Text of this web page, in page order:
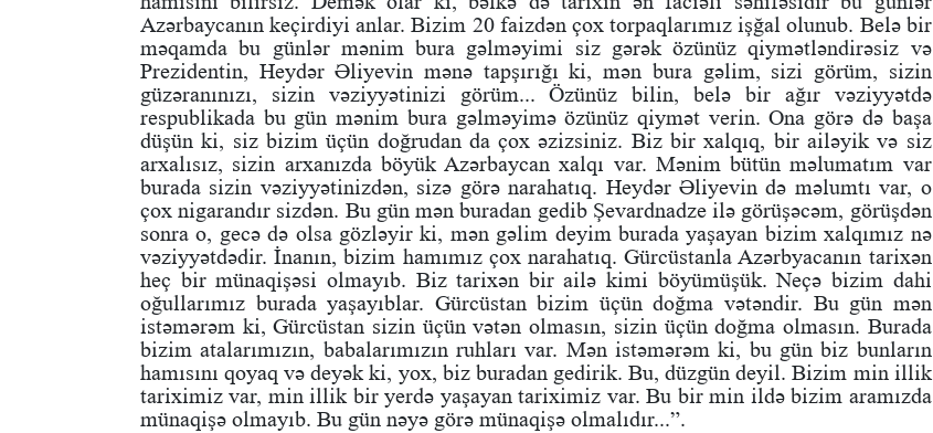
Azərbaycanın keçirdiyi anlar. Bizim 20 faizdən çox torpaqlarımız işğal olunub. Belə bir
məqamda bu günlər mənim bura gəlməyimi siz gərək özünüz qiymətləndirəsiz və
Prezidentin, Heydər Əliyevin mənə tapşırığı ki, mən bura gəlim, sizi görüm, sizin
güzəranınızı, sizin vəziyyətinizi görüm... Özünüz bilin, belə bir ağır vəziyyətdə
respublikada bu gün mənim bura gəlməyimə özünüz qiymət verin. Ona görə də başa
düşün ki, siz bizim üçün doğrudan da çox əzizsiniz. Biz bir xalqıq, bir ailəyik və siz
arxalısız, sizin arxanızda böyük Azərbaycan xalqı var. Mənim bütün məlumatım var
burada sizin vəziyyətinizdən, sizə görə narahatıq. Heydər Əliyevin də məlumtı var, o
çox nigarandır sizdən. Bu gün mən buradan gedib Şevardnadze ilə görüşəcəm, görüşdən
sonra o, gecə də olsa gözləyir ki, mən gəlim deyim burada yaşayan bizim xalqımız nə
vəziyyətdədir. İnanın, bizim hamımız çox narahatıq. Gürcüstanla Azərbyacanın tarixən
heç bir münaqişəsi olmayıb. Biz tarixən bir ailə kimi böyümüşük. Neçə bizim dahi
oğullarımız burada yaşayıblar. Gürcüstan bizim üçün doğma vətəndir. Bu gün mən
istəmərəm ki, Gürcüstan sizin üçün vətən olmasın, sizin üçün doğma olmasın. Burada
bizim atalarımızın, babalarımızın ruhları var. Mən istəmərəm ki, bu gün biz bunların
hamısını qoyaq və deyək ki, yox, biz buradan gedirik. Bu, düzgün deyil. Bizim min illik
tariximiz var, min illik bir yerdə yaşayan tariximiz var. Bu bir min ildə bizim aramızda
münaqişə olmayıb. Bu gün nəyə görə münaqişə olmalıdır...”.